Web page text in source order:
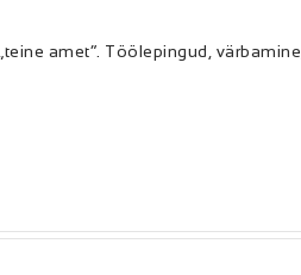
amet“. Töölepingud, värbamine,